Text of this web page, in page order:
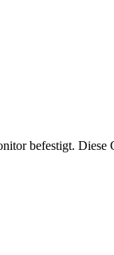
befestigt. Diese